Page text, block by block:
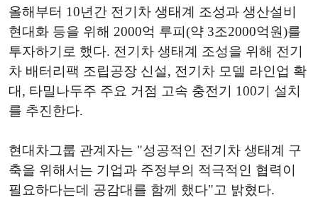
올해부터 10년간 전기차 생태계 조성과 생산설비
현대화 등을 위해 2000억 루피(약 3조2000억원)를
투자하기로 했다. 전기차 생태계 조성을 위해 전기
차 배터리팩 조립공장 신설, 전기차 모델 라인업 확
대, 타밀나두주 주요 거점 고속 충전기 100기 설치
를 추진한다.
현대차그룹 관계자는 "성공적인 전기차 생태계 구
축을 위해서는 기업과 주정부의 적극적인 협력이
필요하다는데 공감대를 함께 했다"고 밝혔다.